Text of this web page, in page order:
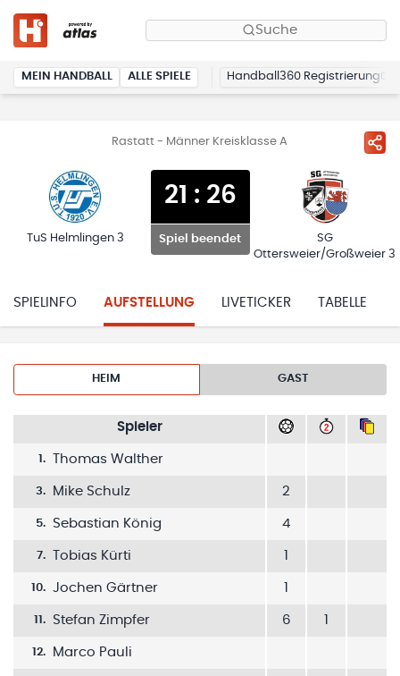
Suche
MEIN HANDBALL ALLE SPIELE Handball360 Registrierung
Rastatt - Männer Kreisklasse A
TuS Helmlingen 3
21 : 26
Spiel beendet
SG
Ottersweier/Großweier 3
SPIELINFO AUFSTELLUNG LIVETICKER TABELLE
HEIM GAST
Spieler
1. Thomas Walther
3. Mike Schulz 2
5. Sebastian König 4
7. Tobias Kürti
10. Jochen Gärtner
11. Stefan Zimpfer 6
12. Marco Pauli